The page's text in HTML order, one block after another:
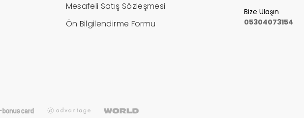
Mesafeli Satış Sözleşmesi
Ön Bilgilendirme Formu
Bize Ulaşın
05304073154